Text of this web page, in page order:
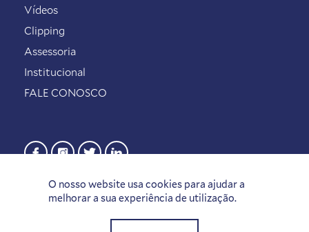
O nosso website usa cookies para ajudar a
melhorar a sua experiência de utilização.
Vídeos
Clipping
Assessoria
Institucional
FALE CONOSCO